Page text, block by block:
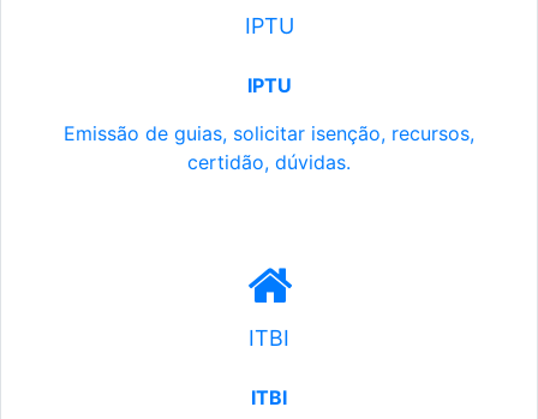
IPTU
IPTU
Emissão de guias, solicitar isenção, recursos,
certidão, dúvidas.
ITBI
ITBI